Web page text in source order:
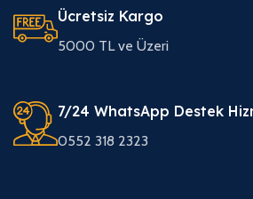
Ücretsiz Kargo
5000 TL ve Üzeri
7/24 WhatsApp Destek
0552 318 2323